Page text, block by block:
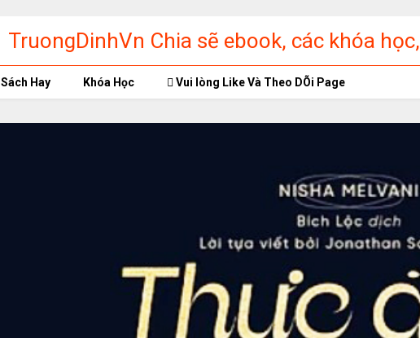
TruongDinhVn Chia sẽ ebook, các khóa học,
phần mềm học tập miễn phí
Sách Hay Khóa Học Vui lòng Like Và Theo DÕi Page